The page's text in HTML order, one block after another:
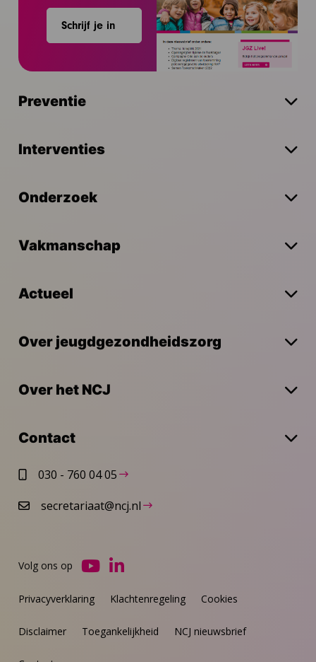
Schrijf je in
Preventie
Interventies
Onderzoek
Vakmanschap
Actueel
Over jeugdgezondheidszorg
Over het NCJ
Contact
030 - 760 04 05
secretariaat@ncj.nl
Privacyverklaring Klachtenregeling Cookies
Disclaimer Toegankelijkheid NCJ nieuwsbrief
Volg ons op
Ga
YouTube
Ga
LinkedIn